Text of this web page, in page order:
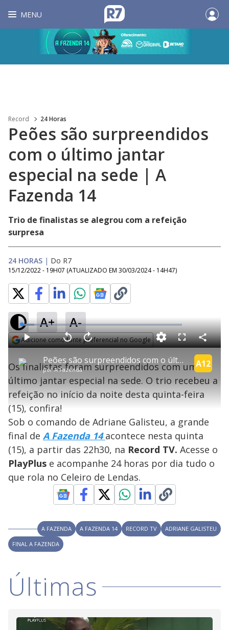
MENU
Record 24 Horas
Peões são surpreendidos
com o último jantar
especial na sede | A
Fazenda 14
Trio de finalistas se alegrou com a refeição
surpresa
24 HORAS | Do R7
15/12/2022 - 19H07 (ATUALIZADO EM 30/03/2024 - 14H47)
A+ A-
Adicione como fonte preferencial no Google
P
l
a
y
V
i
d
e
o
Peões são surpreendidos com o último jantar especial na sede | A Fazenda 14
porA Fazenda
A12
P V
t
a
r
0
e
g
o
s
A
n
ç
a
1
s
e
o
s
M
d
o
L
o
a
d
e
.
9
9
%
F
l
s
c
e
n
C
o
m
p
a
i
l
a
Os finalistas foram surpreendidos com um
último jantar especial na sede. O trio recebeu a
refeição no início da noite desta quinta-feira
(15), confira!
Sob o comando de Adriane Galisteu, a grande
final de A Fazenda 14acontece nesta quinta
(15), a partir das 22h30, na Record TV. Acesse o
PlayPlus e acompanhe 24 horas por dia tudo o
que rola no Celeiro de Lendas.
A FAZENDA A FAZENDA 14 RECORD TV
ADRIANE GALISTEU
FINAL A FAZENDA
Últimas